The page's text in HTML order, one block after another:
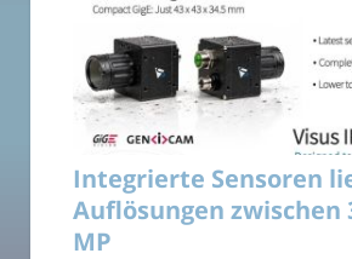
Integrierte Sensoren
Auflösungen zwischen
MP